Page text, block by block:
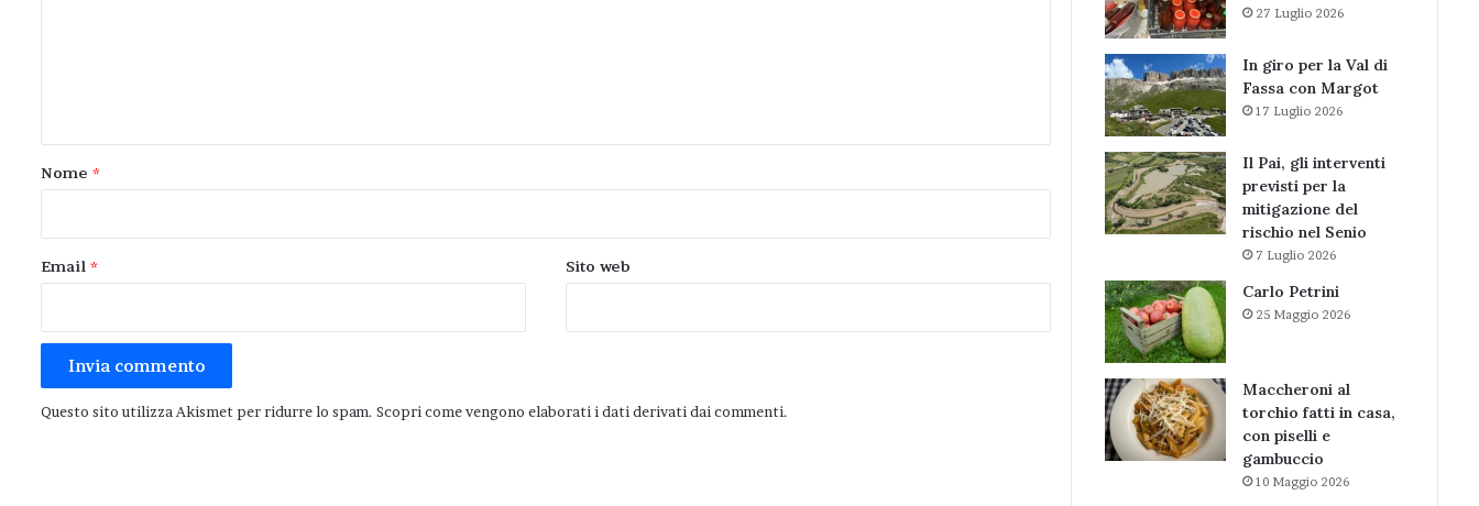
o
Nome *
Email * Sito web
Questo sito utilizza Akismet per ridurre lo spam. Scopri come vengono elaborati i dati derivati dai commenti.
27 Luglio 2026
In giro per la Val di
Fassa con Margot
17 Luglio 2026
Il Pai, gli interventi
previsti per la
mitigazione del
rischio nel Senio
7 Luglio 2026
Carlo Petrini
25 Maggio 2026
Maccheroni al
torchio fatti in casa,
con piselli e
gambuccio
10 Maggio 2026